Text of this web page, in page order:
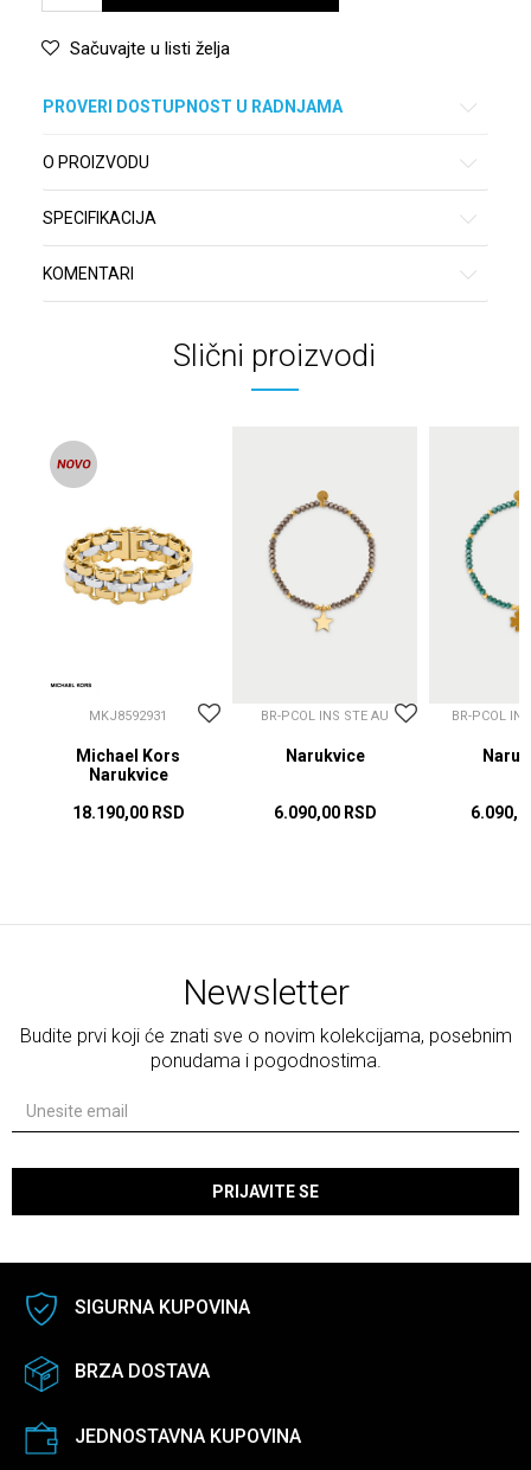
Sačuvajte u listi želja
PROVERI DOSTUPNOST U RADNJAMA
O PROIZVODU
SPECIFIKACIJA
KOMENTARI
Slični proizvodi
MKJ8592931
Michael Kors
Narukvice
18.190,00 RSD
BR-PCOL INS STE AU
Narukvice
6.090,00 RSD
BR-PCOL
Newsletter
Budite prvi koji će znati sve o novim kolekcijama, posebnim
ponudama i pogodnostima.
PRIJAVITE SE
SIGURNA KUPOVINA
BRZA DOSTAVA
JEDNOSTAVNA KUPOVINA